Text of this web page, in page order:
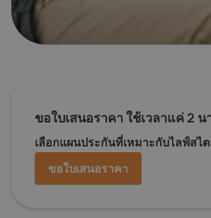
ขอใบเสนอราคา ใช้เวลาแค่ 2 น
เลือกแผนประกันที่เหมาะกับไลฟ์ส
ขอใบเสนอราคา